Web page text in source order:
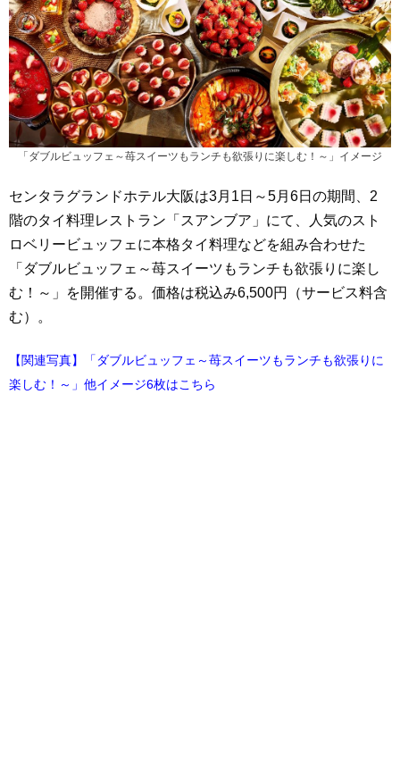
「ダブルビュッフェ～苺スイーツもランチも欲張りに楽しむ！～」イメージ
センタラグランドホテル大阪は3月1日～5月6日の期間、2
階のタイ料理レストラン「スアンブア」にて、人気のスト
ロベリービュッフェに本格タイ料理などを組み合わせた
「ダブルビュッフェ～苺スイーツもランチも欲張りに楽し
む！～」を開催する。価格は税込み6,500円（サービス料含
む）。
【関連写真】「ダブルビュッフェ～苺スイーツもランチも欲張りに
楽しむ！～」他イメージ6枚はこちら